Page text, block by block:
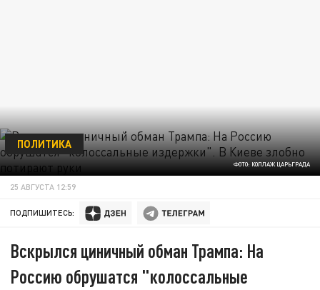
ФОТО: КОЛЛАЖ ЦАРЬГРАДА
ПОЛИТИКА
25 АВГУСТА 12:59
ПОДПИШИТЕСЬ:
Вскрылся циничный обман Трампа: На
Россию обрушатся "колоссальные